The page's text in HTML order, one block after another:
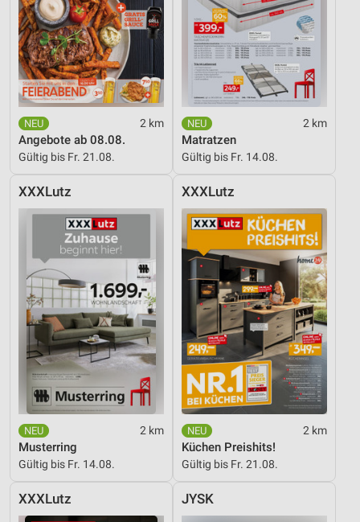
2 km
Angebote ab 08.08.
Gültig bis Fr. 21.08.
2 km
Matratzen
Gültig bis Fr. 14.08.
XXXLutz
2 km
Musterring
Gültig bis Fr. 14.08.
XXXLutz
2 km
Küchen Preishits!
Gültig bis Fr. 21.08.
XXXLutz JYSK